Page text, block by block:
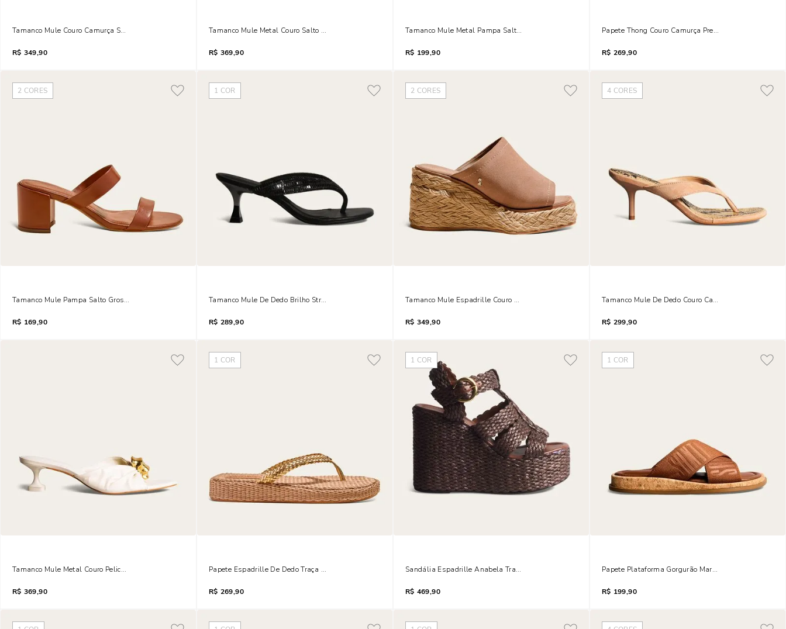
Tamanco Mule Couro Camurça Salto Fino Preto
R$ 349,90
Tamanco Mule Metal Couro Salto Metalizado Taça Animal Print Cobra
R$ 369,90
Tamanco Mule Metal Pampa Salto Fino Preto
R$ 199,90
Papete Thong Couro Camurça Preta
R$ 269,90
2 CORES
Tamanco Mule Pampa Salto Grosso Marrom Ambar
R$ 169,90
1 COR
Tamanco Mule De Dedo Brilho Strass Salto Taça Preto
R$ 289,90
2 CORES
Tamanco Mule Espadrille Couro Camurça Anabela Cinza Fog
R$ 349,90
4 CORES
Tamanco Mule De Dedo Couro Camurça Salto Fino
R$ 299,90
Tamanco Mule Metal Couro Pelica Soft Salto Taça Off White
R$ 369,90
1 COR
Papete Espadrille De Dedo Traça Metalizada Dourada
R$ 269,90
1 COR
Sandália Espadrille Anabela Tramado Marrom Dark Cocoa
R$ 469,90
1 COR
Papete Plataforma Gorgurão Marrom Safari
R$ 199,90